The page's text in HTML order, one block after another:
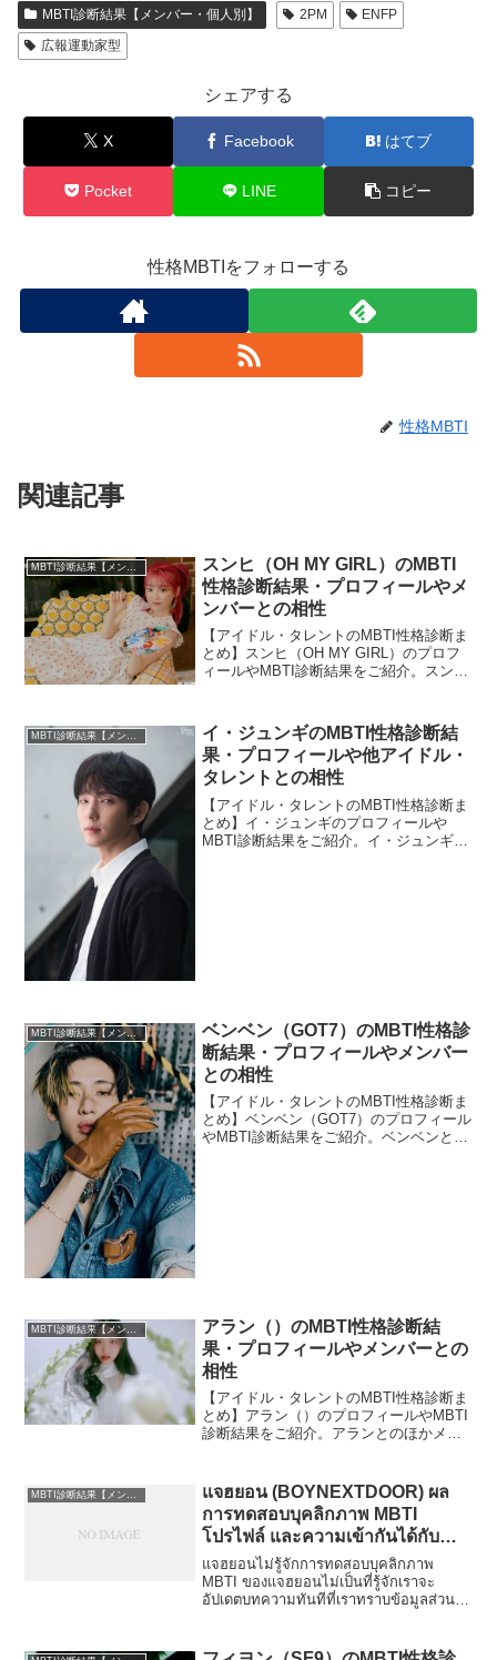
MBTI診断結果【メンバー・個人別】 2PM
ENFP
広報運動家型
シェアする
X Facebook はてブ
Pocket LINE コピー
性格MBTIをフォローする
性格MBTI
関連記事
スンヒ（OH MY GIRL）のMBTI
性格診断結果・プロフィールやメ
ンバーとの相性
【アイドル・タレントのMBTI性格診断ま
とめ】スンヒ（OH MY GIRL）のプロフ
ィールやMBTI診断結果をご紹介。スンヒ
MBTI診断結果【メンバー・個人別】
イ・ジュンギのMBTI性格診断結
果・プロフィールや他アイドル・
タレントとの相性
【アイドル・タレントのMBTI性格診断ま
とめ】イ・ジュンギのプロフィールや
MBTI診断結果をご紹介。イ・ジュンギと
MBTI診断結果【メンバー・個人別】
ベンベン（GOT7）のMBTI性格診
断結果・プロフィールやメンバー
との相性
【アイドル・タレントのMBTI性格診断ま
とめ】ベンベン（GOT7）のプロフィール
やMBTI診断結果をご紹介。ベンベンと
MBTI診断結果【メンバー・個人別】
アラン（）のMBTI性格診断結
果・プロフィールやメンバーとの
相性
【アイドル・タレントのMBTI性格診断ま
とめ】アラン（）のプロフィールやMBTI
診断結果をご紹介。アランとのほかメン
MBTI診断結果【メンバー・個人別】
แจฮยอน (BOYNEXTDOOR) ผล
การทดสอบบุคลิกภาพ MBTI
โปรไฟล์ และความเข้ากันได้กับ
สมาชิก
แจฮยอนไม่รู้จักการทดสอบบุคลิกภาพ
MBTI ของแจฮยอนไม่เป็นที่รู้จักเราจะ
อัปเดตบทความทันทีที่เราทราบข้อมูลส่วนตัว